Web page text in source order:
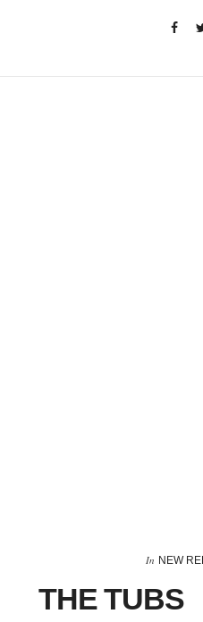
In NEW
THE TUBS